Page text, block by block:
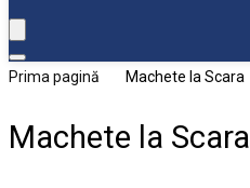
Prima pagină Machete la Scara
Machete la Scara